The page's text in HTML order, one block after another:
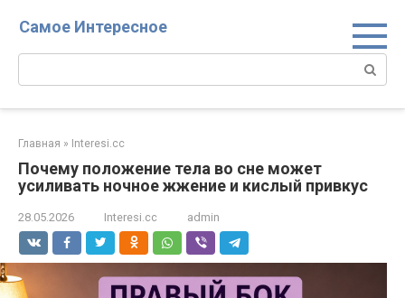
Самое Интересное
Поиск:
Главная » Interesi.cc
Почему положение тела во сне может
усиливать ночное жжение и кислый привкус
28.05.2026 Interesi.cc admin